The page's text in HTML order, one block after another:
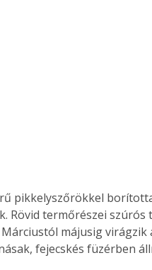
az
A
pikkelyszőrökkel
Rövid termőrészei
májusig virágzik
fejecskés füzérben